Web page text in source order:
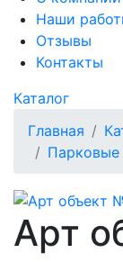
Наши
Отзывы
Контакты
Каталог
Главная
Парковые
Арт